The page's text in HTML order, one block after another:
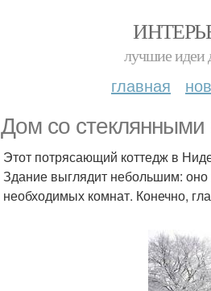
лучшие идеи
главная
Дом со стеклянными
Этот потрясающий коттедж в
Здание выглядит небольшим: оно
необходимых комнат. Конечно,